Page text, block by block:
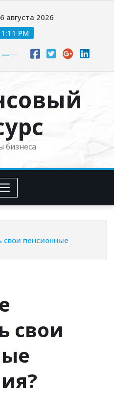
августа 2026
PM
бизнеса
свои пенсионные
свои